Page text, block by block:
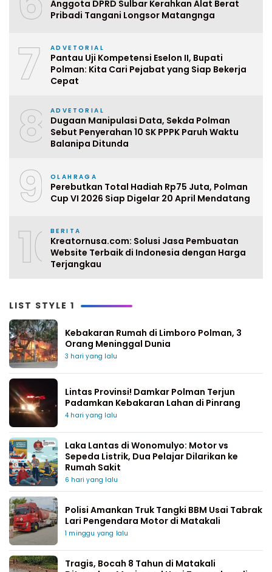
Anggota DPRD Sulbar Kerahkan Alat Berat
Pribadi Tangani Longsor Matangnga
7 ADVETORIAL
Pantau Uji Kompetensi Eselon II, Bupati
Polman: Kita Cari Pejabat yang Siap Bekerja
Cepat
8 ADVETORIAL
Dugaan Manipulasi Data, Sekda Polman
Sebut Penyerahan 10 SK PPPK Paruh Waktu
Balanipa Ditunda
9 OLAHRAGA
Perebutkan Total Hadiah Rp75 Juta, Polman
Cup VI 2026 Siap Digelar 20 April Mendatang
10BERITA
Kreatornusa.com: Solusi Jasa Pembuatan
Website Terbaik di Indonesia dengan Harga
Terjangkau
LIST STYLE 1
Kebakaran Rumah di Limboro Polman, 3
Orang Meninggal Dunia
3 hari yang lalu
Lintas Provinsi! Damkar Polman Terjun
Padamkan Kebakaran Lahan di Pinrang
4 hari yang lalu
Laka Lantas di Wonomulyo: Motor vs
Sepeda Listrik, Dua Pelajar Dilarikan ke
Rumah Sakit
6 hari yang lalu
Polisi Amankan Truk Tangki BBM Usai Tabrak
Lari Pengendara Motor di Matakali
1 minggu yang lalu
Tragis, Bocah 8 Tahun di Matakali